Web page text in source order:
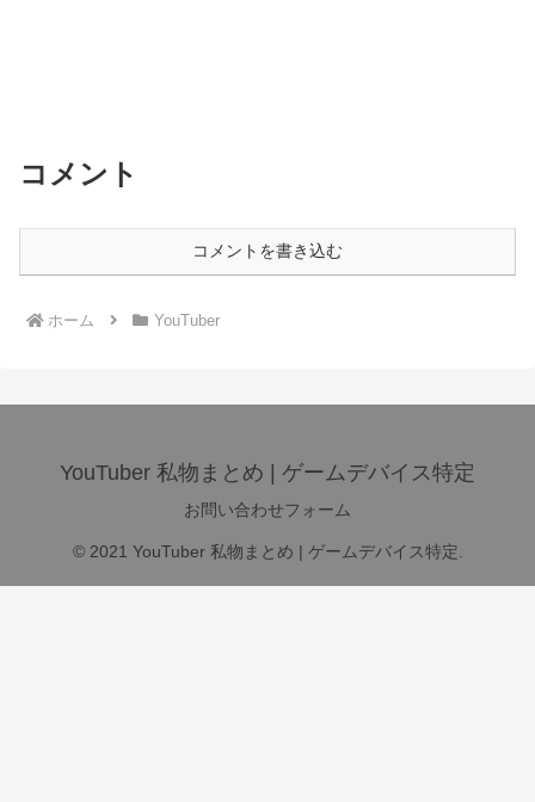
コメント
コメントを書き込む
ホーム YouTuber
YouTuber 私物まとめ | ゲームデバイス特定
お問い合わせフォーム
© 2021 YouTuber 私物まとめ | ゲームデバイス特定.